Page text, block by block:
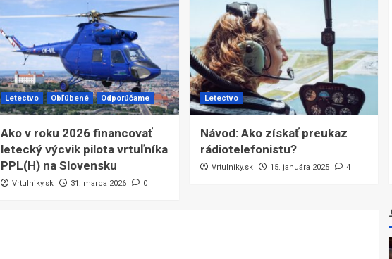
Letectvo Obľúbené Odporúčame
Ako v roku 2026 financovať
letecký výcvik pilota vrtuľníka
PPL(H) na Slovensku
Vrtulniky.sk 31. marca 2026 0
Letectvo
Návod: Ako získať preukaz
rádiotelefonistu?
Vrtulniky.sk 15. januára 2025 4